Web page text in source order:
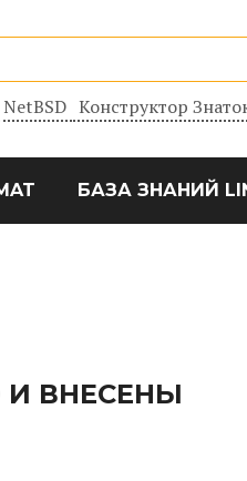
NetBSD Конструктор
БАЗА ЗНАНИЙ
И ВНЕСЕНЫ